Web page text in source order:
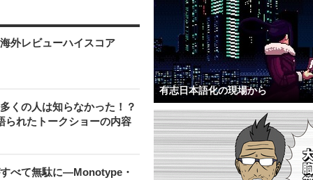
外レビューハイスコア
くの人は知らなかった！？
られたトークショーの内容
べて無駄に―Monotype・
有志日本語化の現場から